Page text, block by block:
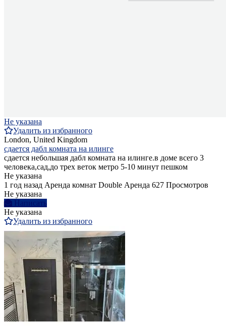
Не указана
Удалить из избранного
London, United Kingdom
сдается дабл комната на илинге
сдается небольшая дабл комната на илинге.в доме всего 3
человека,сад,до трех веток метро 5-10 минут пешком
Не указана
1 год назад Аренда комнат Double Аренда 627 Просмотров
Не указана
Написать
Не указана
Удалить из избранного